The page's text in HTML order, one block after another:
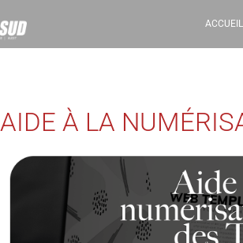
ACCUEIL
AIDE À LA